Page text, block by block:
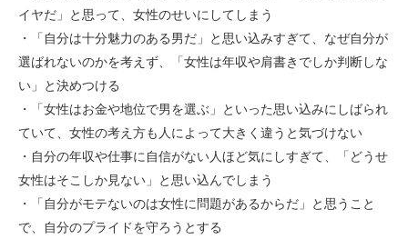
イヤだ」と思って、女性のせいにしてしまう
・「自分は十分魅力のある男だ」と思い込みすぎて、なぜ自分が
選ばれないのかを考えず、「女性は年収や肩書きでしか判断しな
い」と決めつける
・「女性はお金や地位で男を選ぶ」といった思い込みにしばられ
ていて、女性の考え方も人によって大きく違うと気づけない
・自分の年収や仕事に自信がない人ほど気にしすぎて、「どうせ
女性はそこしか見ない」と思い込んでしまう
・「自分がモテないのは女性に問題があるからだ」と思うこと
で、自分のプライドを守ろうとする